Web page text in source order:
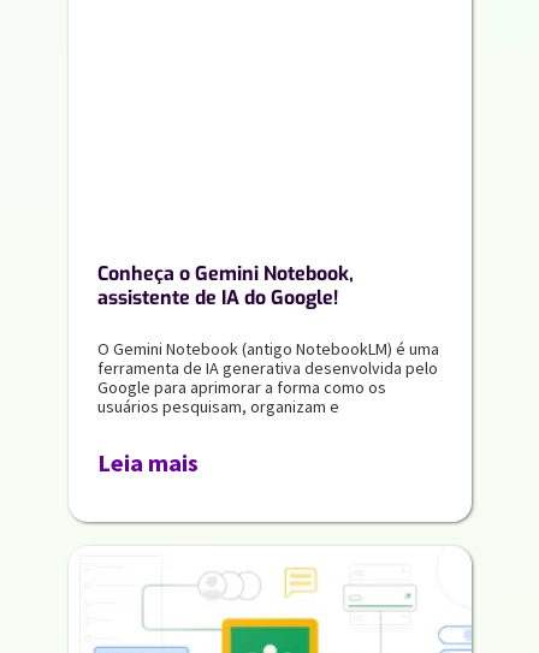
Conheça o Gemini Notebook,
assistente de IA do Google!
O Gemini Notebook (antigo NotebookLM) é uma
ferramenta de IA generativa desenvolvida pelo
Google para aprimorar a forma como os
usuários pesquisam, organizam e
Leia mais